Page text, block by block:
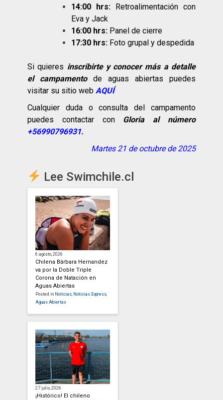
14:00 hrs: Retroalimentación con
Eva y Jack
16:00 hrs: Panel de cierre
17:30 hrs: Foto grupal y despedida
Si quieres inscribirte y conocer más a detalle
el campamentode aguas abiertas puedes
visitar su sitio web AQUÍ
Cualquier duda o consulta del campamento
puedes contactar con Gloria al número
+56990796931.
Martes 21 de octubre de 2025
Lee Swimchile.cl
6 agosto, 2026
Chilena Bárbara Hernandez
va por la Doble Triple
Corona de Natación en
Aguas Abiertas
Posted in Noticias, Noticias Express,
Aguas Abiertas
27 julio, 2026
¡Histórico! El chileno